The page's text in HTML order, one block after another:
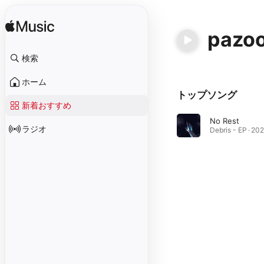
検索
ホーム
新着おすすめ
ラジオ
トップソング
No Rest